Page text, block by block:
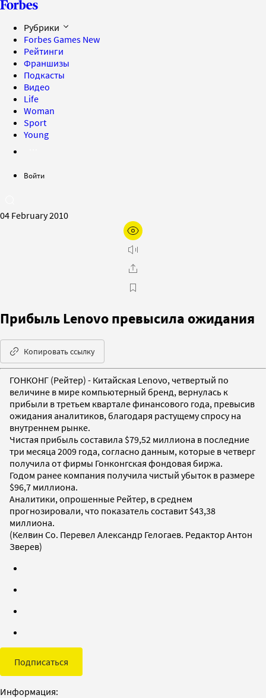
Рубрики
Forbes Games New
Рейтинги
Франшизы
Подкасты
Видео
Life
Woman
Sport
Young
Войти
04 February 2010
Прибыль Lenovo превысила ожидания
Копировать ссылку
ГОНКОНГ (Рейтер) - Китайская Lenovo, четвертый по
величине в мире компьютерный бренд, вернулась к
прибыли в третьем квартале финансового года, превысив
ожидания аналитиков, благодаря растущему спросу на
внутреннем рынке.
Чистая прибыль составила $79,52 миллиона в последние
три месяца 2009 года, согласно данным, которые в четверг
получила от фирмы Гонконгская фондовая биржа.
Годом ранее компания получила чистый убыток в размере
$96,7 миллиона.
Аналитики, опрошенные Рейтер, в среднем
прогнозировали, что показатель составит $43,38
миллиона.
(Келвин Со. Перевел Александр Гелогаев. Редактор Антон
Зверев)
Подписаться
Информация: